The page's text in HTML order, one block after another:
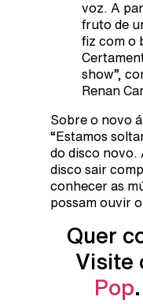
voz. A
fruto de
fiz com o
show”,
Renan
Sobre o novo
“Estamos
do disco novo.
disco sair
conhecer as
possam ouvir
Quer
Visite
Pop